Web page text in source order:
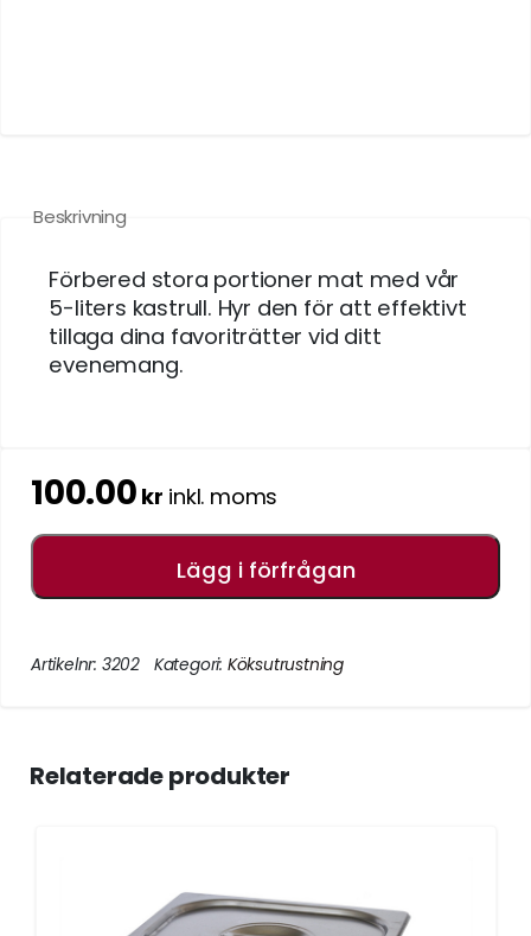
Beskrivning
Förbered stora portioner mat med vår
5-liters kastrull. Hyr den för att effektivt
tillaga dina favoriträtter vid ditt
evenemang.
100.00 kr inkl. moms
Lägg i förfrågan
Artikelnr: 3202 Kategori: Köksutrustning
Relaterade produkter